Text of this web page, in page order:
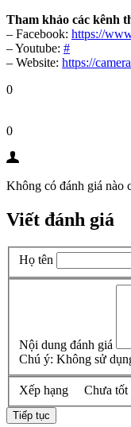
Tham khảo các kênh
– Facebook: https://
– Youtube: #
– Website: https://
0
0
Không có đánh giá nào
Viết đánh giá
Họ tên
Nội dung đánh giá
Chú ý: Không sử
Xếp hạng Chưa tốt
Tiếp tục